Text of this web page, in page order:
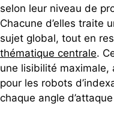
selon leur niveau de
Chacune d’elles traite
sujet global, tout en
thématique centrale.
une lisibilité maximale,
pour les robots
chaque angle